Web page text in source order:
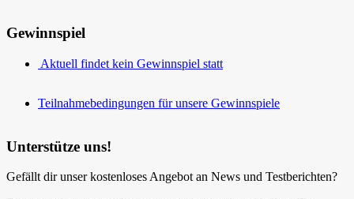
Gewinnspiel
Aktuell findet kein Gewinnspiel statt
Teilnahmebedingungen für unsere Gewinnspiele
Unterstütze uns!
Gefällt dir unser kostenloses Angebot an News und Testberichten?